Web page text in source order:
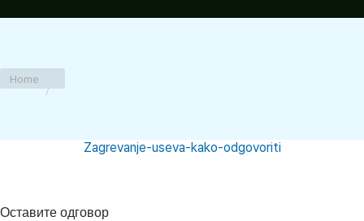
You are here:
Home
Zagrevanje-useva-kako-odgovoriti
Оставите одговор